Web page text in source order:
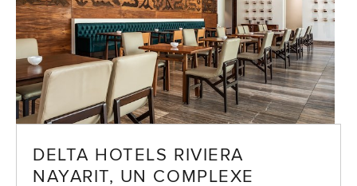
DELTA HOTELS RIVIERA
NAYARIT, UN COMPLEXE